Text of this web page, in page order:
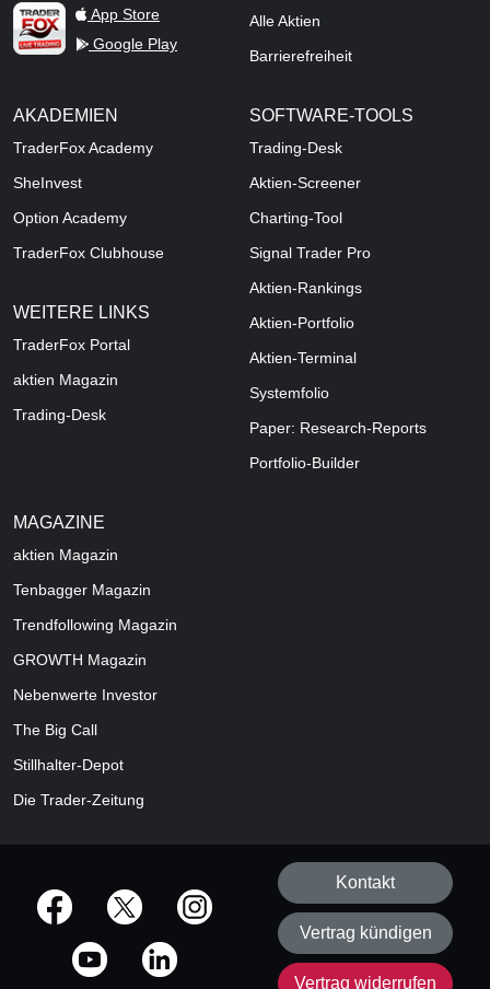
TraderFox Live Trading
App Store
Google Play
Alle Aktien
Barrierefreiheit
AKADEMIEN
TraderFox Academy
SheInvest
Option Academy
TraderFox Clubhouse
WEITERE LINKS
TraderFox Portal
aktien Magazin
Trading-Desk
SOFTWARE-TOOLS
Trading-Desk
Aktien-Screener
Charting-Tool
Signal Trader Pro
Aktien-Rankings
Aktien-Portfolio
Aktien-Terminal
Systemfolio
Paper: Research-Reports
Portfolio-Builder
MAGAZINE
aktien Magazin
Tenbagger Magazin
Trendfollowing Magazin
GROWTH Magazin
Nebenwerte Investor
The Big Call
Stillhalter-Depot
Die Trader-Zeitung
offizielle Social Media-Accounts
Kontakt
Vertrag kündigen
Vertrag widerrufen